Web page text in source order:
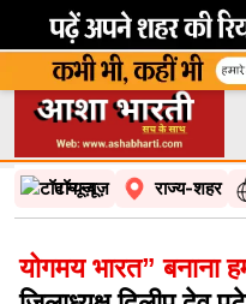
टॉप न्यूज़ राज्य-शहर
योगमय भारत” बनाना